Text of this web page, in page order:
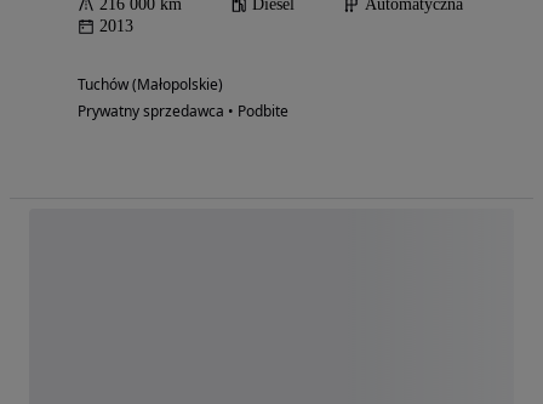
216 000 km Diesel
Automatyczna
2013
Tuchów (Małopolskie)
Prywatny sprzedawca • Podbite